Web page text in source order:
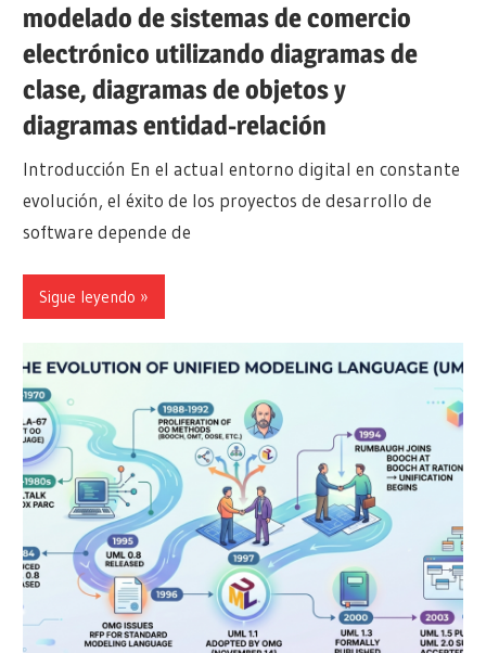
modelado de sistemas de comercio
electrónico utilizando diagramas de
clase, diagramas de objetos y
diagramas entidad-relación
Introducción En el actual entorno digital en constante
evolución, el éxito de los proyectos de desarrollo de
software depende de
Sigue leyendo